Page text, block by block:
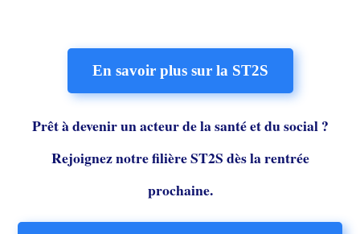
En savoir plus sur la ST2S
Prêt à devenir un acteur de la santé et du social ?
Rejoignez notre filière ST2S dès la rentrée
prochaine.